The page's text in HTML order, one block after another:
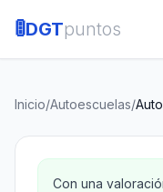
🚦DGTpuntos
Inicio/Autoescuelas/
Con una